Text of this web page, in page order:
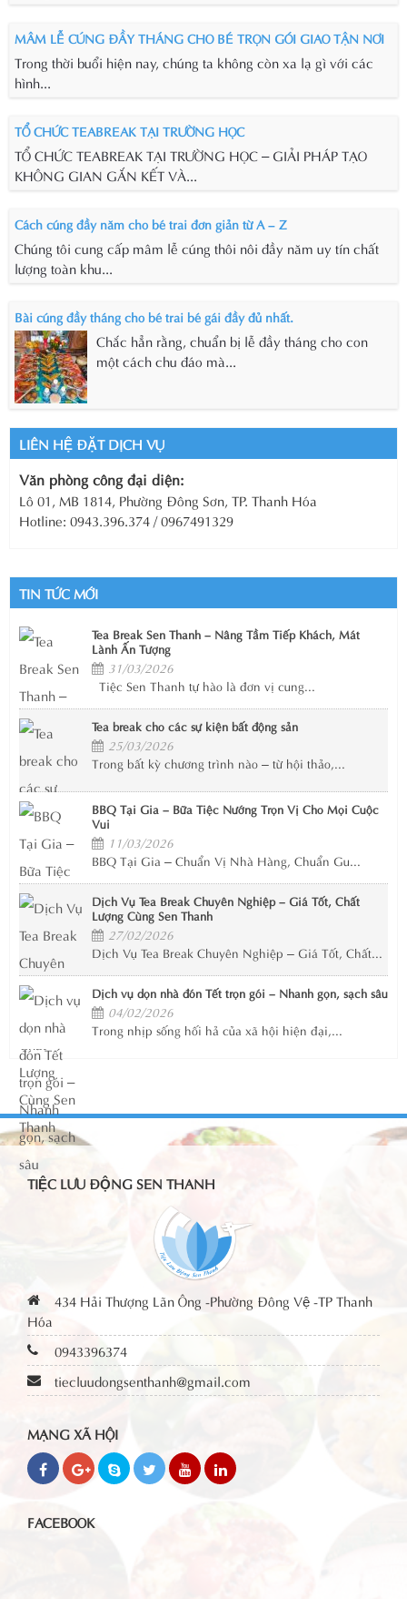
MÂM LỄ CÚNG ĐẦY THÁNG CHO BÉ TRỌN GÓI GIAO TẬN NƠI
Trong thời buổi hiện nay, chúng ta không còn xa lạ gì với các
hình...
TỔ CHỨC TEABREAK TẠI TRƯỜNG HỌC
TỔ CHỨC TEABREAK TẠI TRƯỜNG HỌC – GIẢI PHÁP TẠO
KHÔNG GIAN GẮN KẾT VÀ...
Cách cúng đầy năm cho bé trai đơn giản từ A – Z
Chúng tôi cung cấp mâm lễ cúng thôi nôi đầy năm uy tín chất
lượng toàn khu...
Bài cúng đầy tháng cho bé trai bé gái đầy đủ nhất.
Chắc hẳn rằng, chuẩn bị lễ đầy tháng cho con
một cách chu đáo mà...
LIÊN HỆ ĐẶT DỊCH VỤ
Văn phòng công đại diện:
Lô 01, MB 1814, Phường Đông Sơn, TP. Thanh Hóa
Hotline: 0943.396.374 / 0967491329
TIN TỨC MỚI
Tea Break Sen Thanh – Nâng Tầm Tiếp Khách, Mát
Lành Ấn Tượng
31/03/2026
Tiệc Sen Thanh tự hào là đơn vị cung...
Tea break cho các sự kiện bất động sản
25/03/2026
Trong bất kỳ chương trình nào – từ hội thảo,...
BBQ Tại Gia – Bữa Tiệc Nướng Trọn Vị Cho Mọi Cuộc
Vui
11/03/2026
BBQ Tại Gia – Chuẩn Vị Nhà Hàng, Chuẩn Gu...
Dịch Vụ Tea Break Chuyên Nghiệp – Giá Tốt, Chất
Lượng Cùng Sen Thanh
27/02/2026
Dịch Vụ Tea Break Chuyên Nghiệp – Giá Tốt, Chất...
Dịch vụ dọn nhà đón Tết trọn gói – Nhanh gọn, sạch sâu
04/02/2026
Trong nhịp sống hối hả của xã hội hiện đại,...
TIỆC LƯU ĐỘNG SEN THANH
434 Hải Thượng Lãn Ông -Phường Đông Vệ -TP Thanh
Hóa
0943396374
tiecluudongsenthanh@gmail.com
MẠNG XÃ HỘI
FACEBOOK